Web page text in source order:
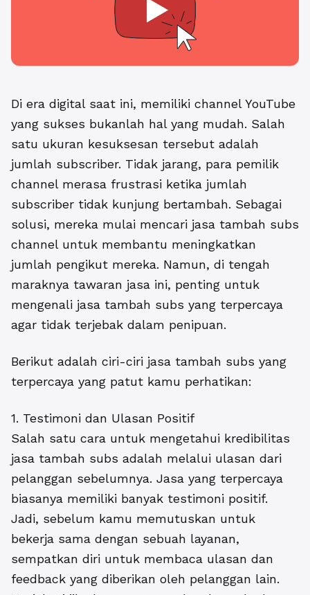
Di era digital saat ini, memiliki channel YouTube
yang sukses bukanlah hal yang mudah. Salah
satu ukuran kesuksesan tersebut adalah
jumlah subscriber. Tidak jarang, para pemilik
channel merasa frustrasi ketika jumlah
subscriber tidak kunjung bertambah. Sebagai
solusi, mereka mulai mencari jasa tambah subs
channeluntuk membantu meningkatkan
jumlah pengikut mereka. Namun, di tengah
maraknya tawaran jasa ini, penting untuk
mengenali jasa tambah subs yang terpercaya
agar tidak terjebak dalam penipuan.
Berikut adalah ciri-ciri jasa tambah subs yang
terpercaya yang patut kamu perhatikan:
1. Testimoni dan Ulasan Positif
Salah satu cara untuk mengetahui kredibilitas
jasa tambah subs adalah melalui ulasan dari
pelanggan sebelumnya. Jasa yang terpercaya
biasanya memiliki banyak testimoni positif.
Jadi, sebelum kamu memutuskan untuk
bekerja sama dengan sebuah layanan,
sempatkan diri untuk membaca ulasan dan
feedback yang diberikan oleh pelanggan lain.